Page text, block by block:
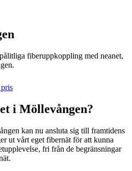
fiberuppkoppling med neanet,
.
i Möllevången?
kan nu ansluta sig till framtidens
ut vårt eget fibernät för att kunna
fri från de begränsningar